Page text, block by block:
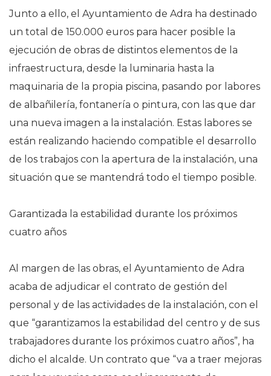
Junto a ello, el Ayuntamiento de Adra ha destinado
un total de 150.000 euros para hacer posible la
ejecución de obras de distintos elementos de la
infraestructura, desde la luminaria hasta la
maquinaria de la propia piscina, pasando por labores
de albañilería, fontanería o pintura, con las que dar
una nueva imagen a la instalación. Estas labores se
están realizando haciendo compatible el desarrollo
de los trabajos con la apertura de la instalación, una
situación que se mantendrá todo el tiempo posible.
Garantizada la estabilidad durante los próximos
cuatro años
Al margen de las obras, el Ayuntamiento de Adra
acaba de adjudicar el contrato de gestión del
personal y de las actividades de la instalación, con el
que “garantizamos la estabilidad del centro y de sus
trabajadores durante los próximos cuatro años”, ha
dicho el alcalde. Un contrato que “va a traer mejoras